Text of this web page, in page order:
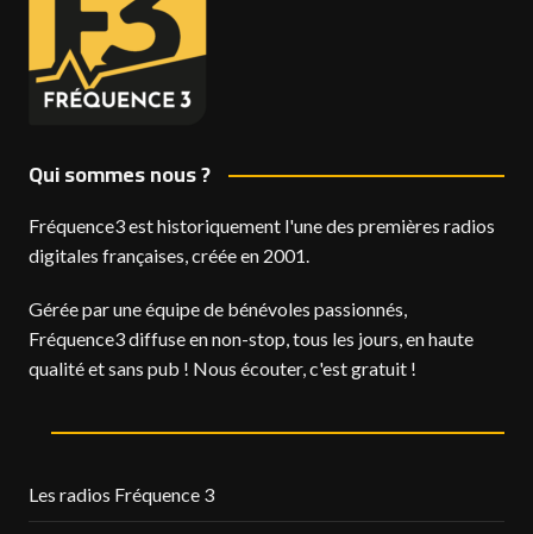
Qui sommes nous ?
Fréquence3 est historiquement l'une des premières radios
digitales françaises, créée en 2001.
Gérée par une équipe de bénévoles passionnés,
Fréquence3 diffuse en non-stop, tous les jours, en haute
qualité et sans pub ! Nous écouter, c'est gratuit !
Les radios Fréquence 3